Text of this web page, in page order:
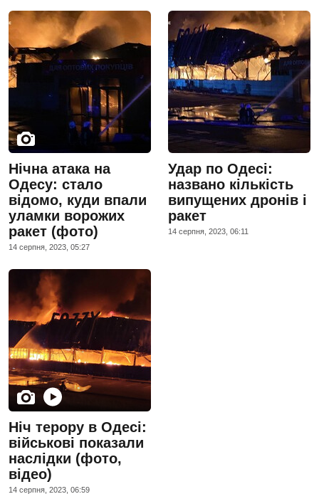
Нічна атака на
Одесу: стало
відомо, куди впали
уламки ворожих
ракет (фото)
14 серпня, 2023, 05:27
Удар по Одесі:
названо кількість
випущених дронів і
ракет
14 серпня, 2023, 06:11
Ніч терору в Одесі:
військові показали
наслідки (фото,
відео)
14 серпня, 2023, 06:59